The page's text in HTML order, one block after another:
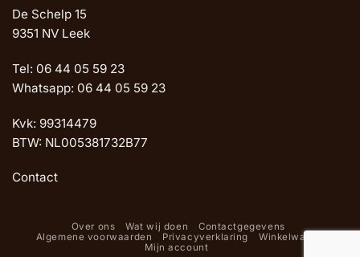
De Schelp 15
9351 NV Leek
Tel: 06 44 05 59 23
Whatsapp: 06 44 05 59 23
Kvk: 99314479
BTW: NL005381732B77
Contact
Over ons Wat wij doen
Contactgegevens
Algemene voorwaarden
Privacyverklaring
Winkelwagen
Mijn account